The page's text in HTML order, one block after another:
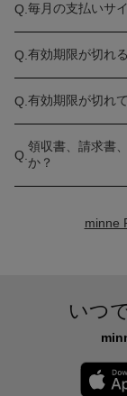
Q.毎月の支払いサ
Q.有効期限が切れ
Q.有効期限が切れ
Q.
領収書、請求書
か？
minne
いつ